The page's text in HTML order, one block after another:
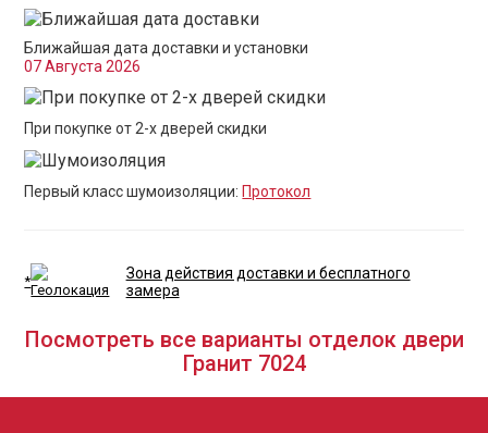
Ближайшая дата доставки и установки
07 Августа 2026
При покупке от 2-х дверей скидки
Первый класс шумоизоляции: Протокол
*
Зона действия доставки и бесплатного
замера
Посмотреть все варианты отделок двери
Гранит 7024